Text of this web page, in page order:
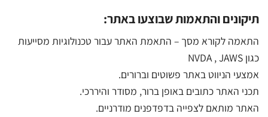
תיקונים והתאמות שבוצעו באתר:
התאמה לקורא מסך – התאמת האתר עבור טכנולוגיות מסייעות
כגון NVDA , JAWS
אמצעי הניווט באתר פשוטים וברורים.
תכני האתר כתובים באופן ברור, מסודר והיררכי.
האתר מותאם לצפייה בדפדפנים מודרניים.